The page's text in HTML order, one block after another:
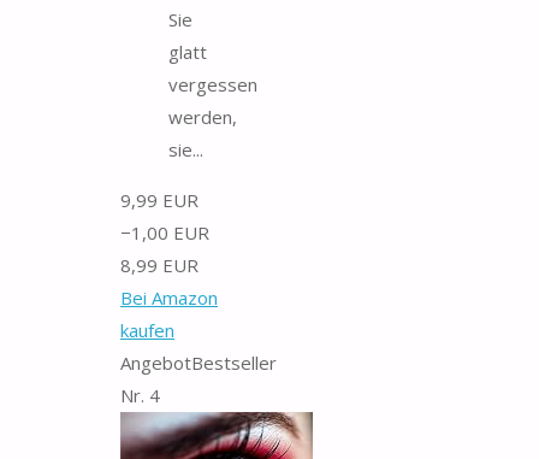
Sie
glatt
vergessen
werden,
sie...
9,99 EUR
−1,00 EUR
8,99 EUR
Bei Amazon
kaufen
AngebotBestseller
Nr. 4